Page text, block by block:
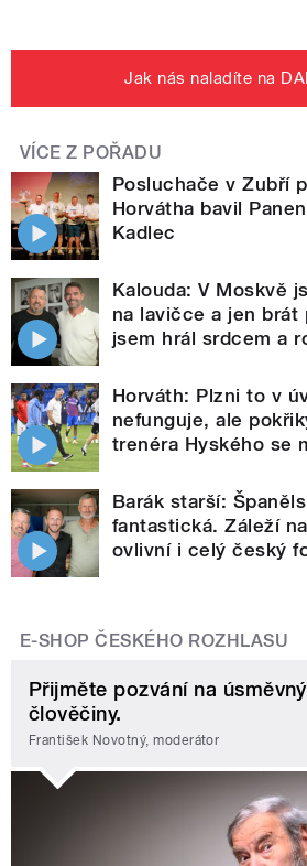
Jak nás naladíte na
VÍCE Z POŘADU
Posluchače v Zubří
Horvátha bavil
Kadlec
Kalouda: V Moskvě
na lavičce a jen brát
jsem hrál srdcem a
Horváth: Plzni to v
nefunguje, ale
trenéra Hyského se
Barák starší:
fantastická. Záleží
ovlivní i celý český
E-SHOP ČESKÉHO ROZHLASU
Přijměte pozvání na
člověčiny.
František Novotný, moderátor